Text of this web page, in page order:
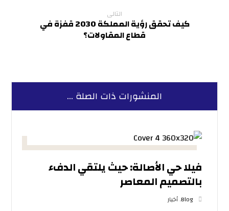
التالى
كيف تحقق رؤية المملكة 2030 قفزة في
قطاع المقاولات؟
المنشورات ذات الصلة ...
فيلا حي الأصالة: حيث يلتقي الدفء
بالتصميم المعاصر
Blog
,أخبار